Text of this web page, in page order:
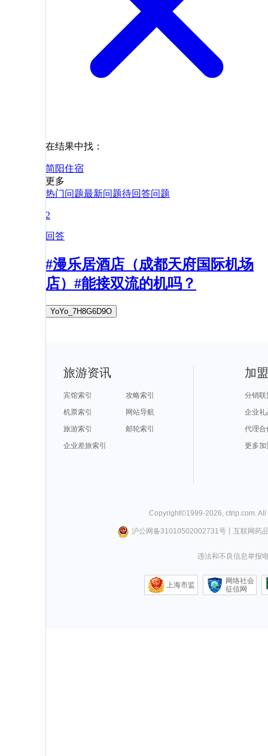
在结果中找：
简阳住宿
更多
热门问题最新问题待回答问题
2
回答
#漫乐居酒店（成都天府国际机场
店）#能接双流的机吗？
YoYo_7H8G6D9O
旅游资讯
宾馆索引
攻略索引
机票索引
网站导航
旅游索引
邮轮索引
企业差旅索引
加
分销联
企业礼
代理合
更多加
Copyright©1999-2026 ctrip.com .
沪公网备31010502002731号丨 互联网药
违法和不良信息举报
上海市监
网络社会
征信网